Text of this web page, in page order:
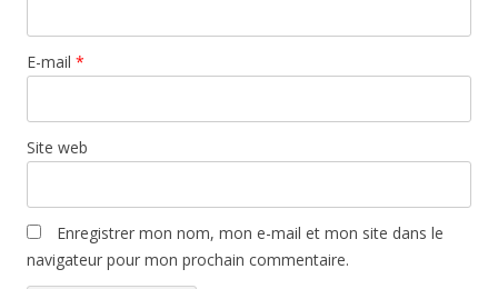
E-mail *
Site web
Enregistrer mon nom, mon e-mail et mon site dans le
navigateur pour mon prochain commentaire.